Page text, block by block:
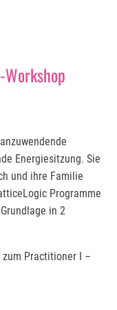
Energiesitzung. Sie
und ihre Familie
Programme
in 2
zum Practitioner I –